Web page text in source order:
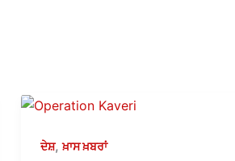
ਦੇਸ਼,ਖ਼ਾਸ ਖ਼ਬਰਾਂ